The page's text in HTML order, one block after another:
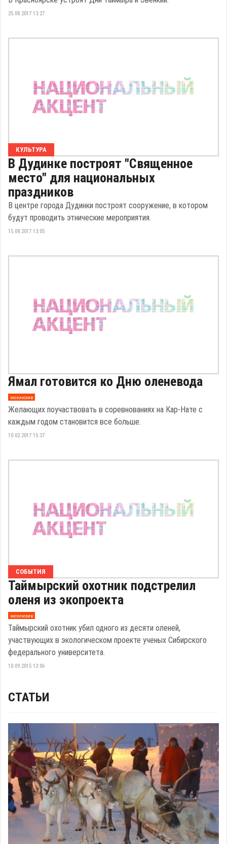
25.08.2017 13:27
КУЛЬТУРА
В Дудинке построят "Священное
место" для национальных
праздников
В центре города Дудинки построят сооружение, в котором
будут проводить этнические мероприятия.
15.08.2017 13:05
Ямал готовится ко Дню оленевода
эксклюзив
Желающих поучаствовать в соревнованиях на Кар-Нате с
каждым годом становится все больше.
10.02.2017 15:37
СОБЫТИЯ
Таймырский охотник подстрелил
оленя из экопроекта
эксклюзив
Таймырский охотник убил одного из десяти оленей,
участвующих в экологическом проекте ученых Сибирского
федерального университета.
10.09.2015 12:06
СТАТЬИ